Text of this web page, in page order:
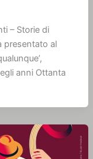
– Storie di
presentato al
anni Ottanta